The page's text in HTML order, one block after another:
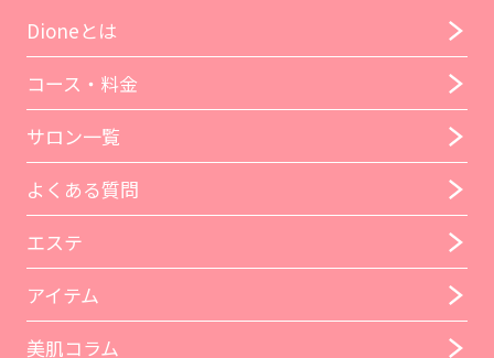
Dioneとは
コース・料金
サロン一覧
よくある質問
エステ
アイテム
美肌コラム